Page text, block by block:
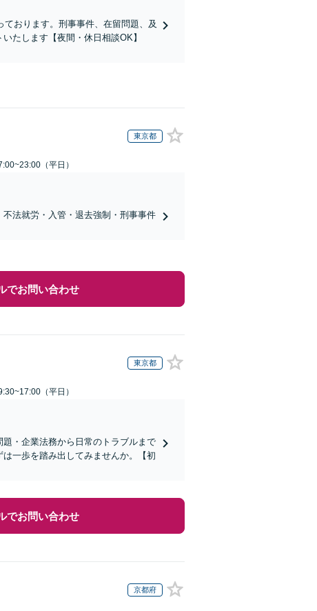
ております。刑事事件、在留問題、及
たします【夜間・休日相談OK】
東京都
（平日）
法就労・入管・退去強制・刑事事件
でお問い合わせ
東京都
（平日）
・企業法務から日常のトラブルまで
一歩を踏み出してみませんか。【初
でお問い合わせ
京都府